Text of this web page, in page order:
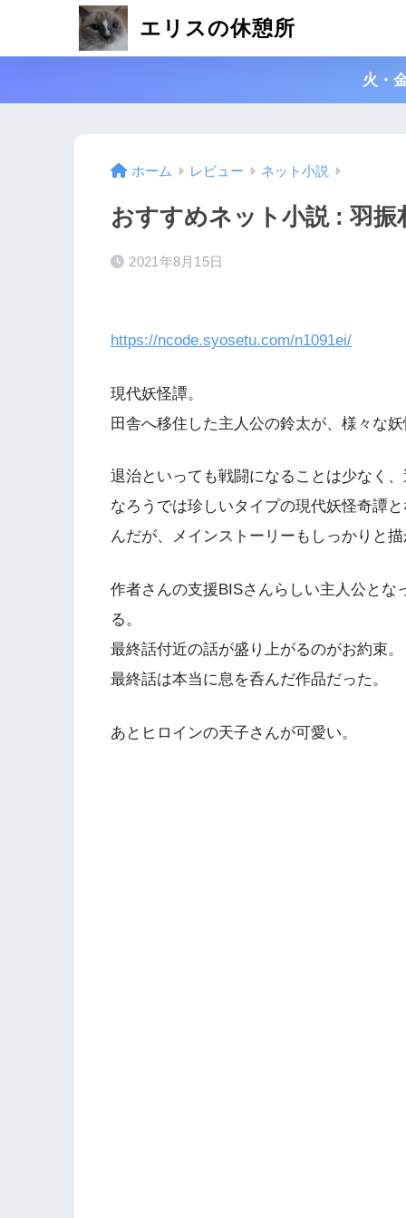
エリスの休憩所
火・
ホーム レビュー ネット小説
おすすめネット小説 : 羽振
2021年8月15日
https://ncode.syosetu.com/n1091ei/
現代妖怪譚。
田舎へ移住した主人公の鈴太が、様々な
退治といっても戦闘になることは少なく
なろうでは珍しいタイプの現代妖怪奇譚
んだが、メインストーリーもしっかりと
作者さんの支援BISさんらしい主人公と
る。
最終話付近の話が盛り上がるのがお約束。
最終話は本当に息を呑んだ作品だった。
あとヒロインの天子さんが可愛い。